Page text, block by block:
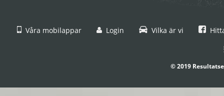
Våra mobilappar Login Vilka är vi
© 2019